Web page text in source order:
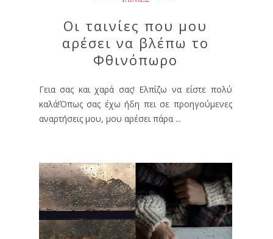
Οι ταινίες που μου
αρέσει να βλέπω το
Φθινόπωρο
Γεια σας και χαρά σας! Ελπίζω να είστε πολύ
καλά!Όπως σας έχω ήδη πει σε προηγούμενες
αναρτήσεις μου, μου αρέσει πάρα ...